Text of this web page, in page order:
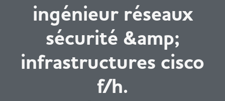
ingénieur réseaux
sécurité &amp;
infrastructures cisco
f/h.